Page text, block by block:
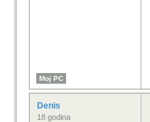
Moj PC
Denis
18 godina